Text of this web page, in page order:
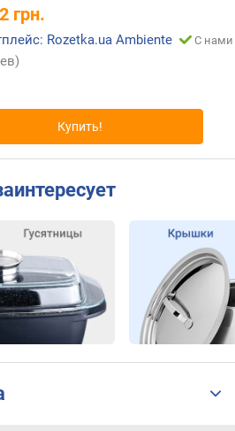
грн.
Rozetka.ua Ambiente С нами
Купить!